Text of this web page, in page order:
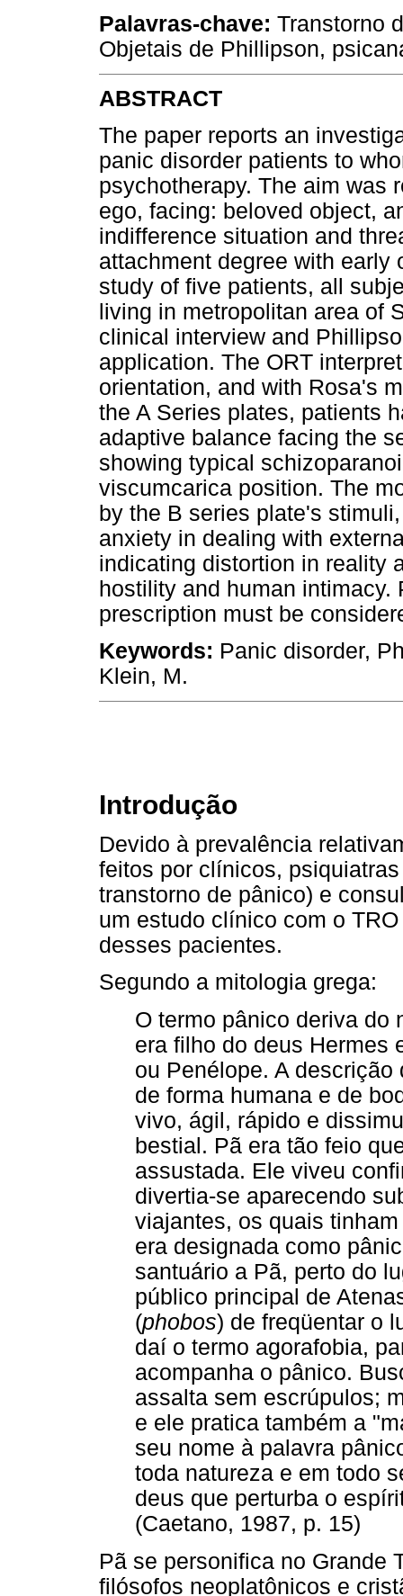
Palavras-chave: Transtorno
Objetais de Phillipson,
ABSTRACT
The paper reports an
panic disorder patients to
psychotherapy. The aim was
ego, facing: beloved object,
indifference situation and
attachment degree with early
study of five patients, all
living in metropolitan area of
clinical interview and
application. The ORT
orientation, and with Rosa's
the A Series plates, patients
adaptive balance facing the
showing typical
viscumcarica position. The
by the B series plate's
anxiety in dealing with
indicating distortion in reality
hostility and human
prescription must be
Keywords: Panic disorder,
Klein, M.
Introdução
Devido à prevalência
feitos por clínicos,
transtorno de pânico) e
um estudo clínico com o
desses pacientes.
Segundo a mitologia grega:
O termo pânico deriva do
era filho do deus Hermes
ou Penélope. A
de forma humana e de
vivo, ágil, rápido e
bestial. Pã era tão feio
assustada. Ele viveu
divertia-se aparecendo
viajantes, os quais
era designada como
santuário a Pã, perto do
público principal de
(phobos) de freqüentar o
daí o termo agorafobia,
acompanha o pânico.
assalta sem escrúpulos;
e ele pratica também a
seu nome à palavra
toda natureza e em todo
deus que perturba o
(Caetano, 1987, p. 15)
Pã se personifica no Grande
filósofos neoplatônicos e